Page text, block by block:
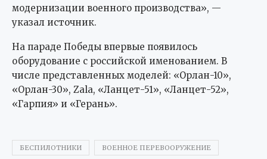
модернизации военного производства», —
указал источник.
На параде Победы впервые появилось
оборудование с российской именованием. В
числе представленных моделей: «Орлан-10»,
«Орлан-30», Zala, «Ланцет-51», «Ланцет-52»,
«Гарпия» и «Герань».
БЕСПИЛОТНИКИ ВОЕННОЕ ПЕРЕВООРУЖЕНИЕ